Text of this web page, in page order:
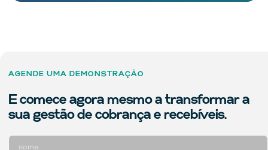
AGENDE UMA DEMONSTRAÇÃO
E comece agora mesmo a transformar a
sua gestão de cobrança e recebíveis.